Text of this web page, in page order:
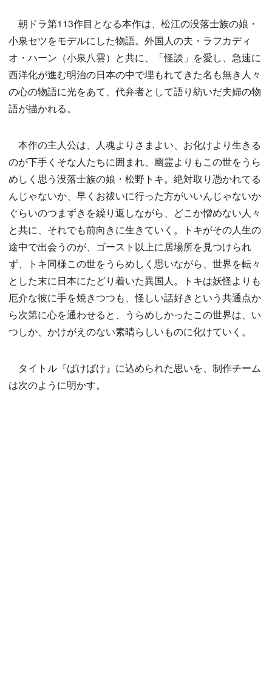
朝ドラ第113作目となる本作は、松江の没落士族の娘・
小泉セツをモデルにした物語。外国人の夫・ラフカディ
オ・ハーン（小泉八雲）と共に、「怪談」を愛し、急速に
西洋化が進む明治の日本の中で埋もれてきた名も無き人々
の心の物語に光をあて、代弁者として語り紡いだ夫婦の物
語が描かれる。
本作の主人公は、人魂よりさまよい、お化けより生きる
のが下手くそな人たちに囲まれ、幽霊よりもこの世をうら
めしく思う没落士族の娘・松野トキ。絶対取り憑かれてる
んじゃないか、早くお祓いに行った方がいいんじゃないか
ぐらいのつまずきを繰り返しながら、どこか憎めない人々
と共に、それでも前向きに生きていく。トキがその人生の
途中で出会うのが、ゴースト以上に居場所を見つけられ
ず、トキ同様この世をうらめしく思いながら、世界を転々
とした末に日本にたどり着いた異国人。トキは妖怪よりも
厄介な彼に手を焼きつつも、怪しい話好きという共通点か
ら次第に心を通わせると、うらめしかったこの世界は、い
つしか、かけがえのない素晴らしいものに化けていく。
タイトル『ばけばけ』に込められた思いを、制作チーム
は次のように明かす。